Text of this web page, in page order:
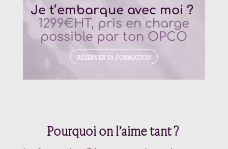
Je t’embarque avec moi ?
1299€HT, pris en charge
possible par ton OPCO
RÉSERVER SA FORMATION
Pourquoi on l’aime tant ?